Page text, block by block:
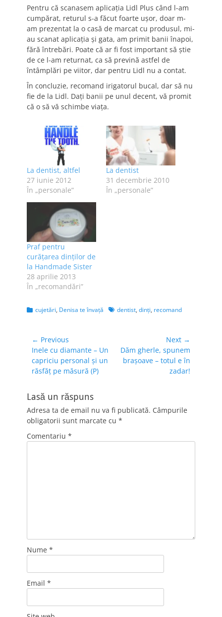
Pentru că scanasem aplicația Lidl Plus când l-am
cumpărat, returul s-a făcut foarte ușor, doar m-
am prezentat la o casă de marcat cu produsul, mi-
au scanat aplicația și gata, am primit banii înapoi,
fără întrebări. Poate că ar fi fost important să știe
de ce l-am returnat, ca să prevină astfel de
întâmplări pe viitor, dar pentru Lidl nu a contat.
În concluzie, recomand irigatorul bucal, dar să nu
fie de la Lidl. Dați banii pe unul decent, vă promit
că o să vă schimbe viața.
La dentist, altfel
27 iunie 2012
În „personale”
La dentist
31 decembrie 2010
În „personale”
Praf pentru
curăţarea dinţilor de
la Handmade Sister
28 aprilie 2013
În „recomandări”
Categories
cujetări, Denisa te învaţă Tagsdentist, dinți, recomand
Navigare
în
articole
← Previous
Previous
post:
Inele cu diamante – Un
capriciu personal și un
răsfăț pe măsură (P)
Next →
Next
post:
Dăm gherle, spunem
brașoave – totul e în
zadar!
Lasă un răspuns
Adresa ta de email nu va fi publicată. Câmpurile
obligatorii sunt marcate cu *
Comentariu *
Nume *
Email *